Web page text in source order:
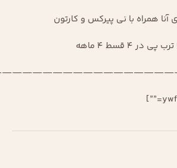
همراه با نی پیرکس و کارتون
4 قسط 4 ماهه